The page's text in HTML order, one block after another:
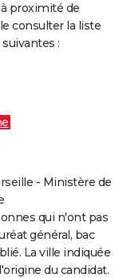
proximité de
consulter la liste
:
- Ministère de
qui n'ont pas
général, bac
La ville indiquée
du candidat.